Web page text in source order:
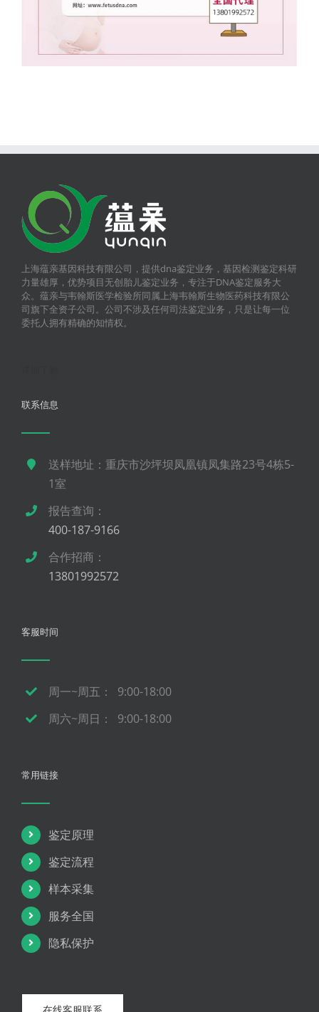
上海蕴亲基因科技有限公司，提供dna鉴定业务，基因检测鉴定科研
力量雄厚，优势项目无创胎儿鉴定业务，专注于DNA鉴定服务大
众。蕴亲与韦翰斯医学检验所同属上海韦翰斯生物医药科技有限公
司旗下全资子公司。公司不涉及任何司法鉴定业务，只是让每一位
委托人拥有精确的知情权。
联系信息
送样地址：重庆市沙坪坝凤凰镇凤集路23号4栋5-
1室
报告查询：
400-187-9166
合作招商：
13801992572
客服时间
周一~周五： 9:00-18:00
周六~周日： 9:00-18:00
常用链接
鉴定原理
鉴定流程
样本采集
服务全国
隐私保护